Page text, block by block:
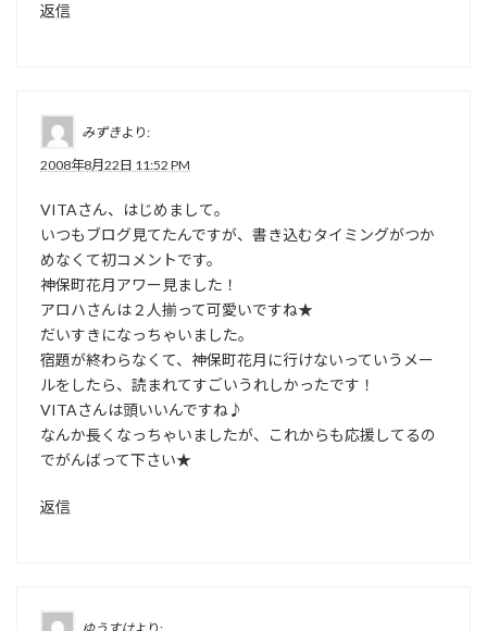
返信
みずきより:
2008年8月22日 11:52 PM
VITAさん、はじめまして。
いつもブログ見てたんですが、書き込むタイミングがつか
めなくて初コメントです。
神保町花月アワー見ました！
アロハさんは２人揃って可愛いですね★
だいすきになっちゃいました。
宿題が終わらなくて、神保町花月に行けないっていうメー
ルをしたら、読まれてすごいうれしかったです！
VITAさんは頭いいんですね♪
なんか長くなっちゃいましたが、これからも応援してるの
でがんばって下さい★
返信